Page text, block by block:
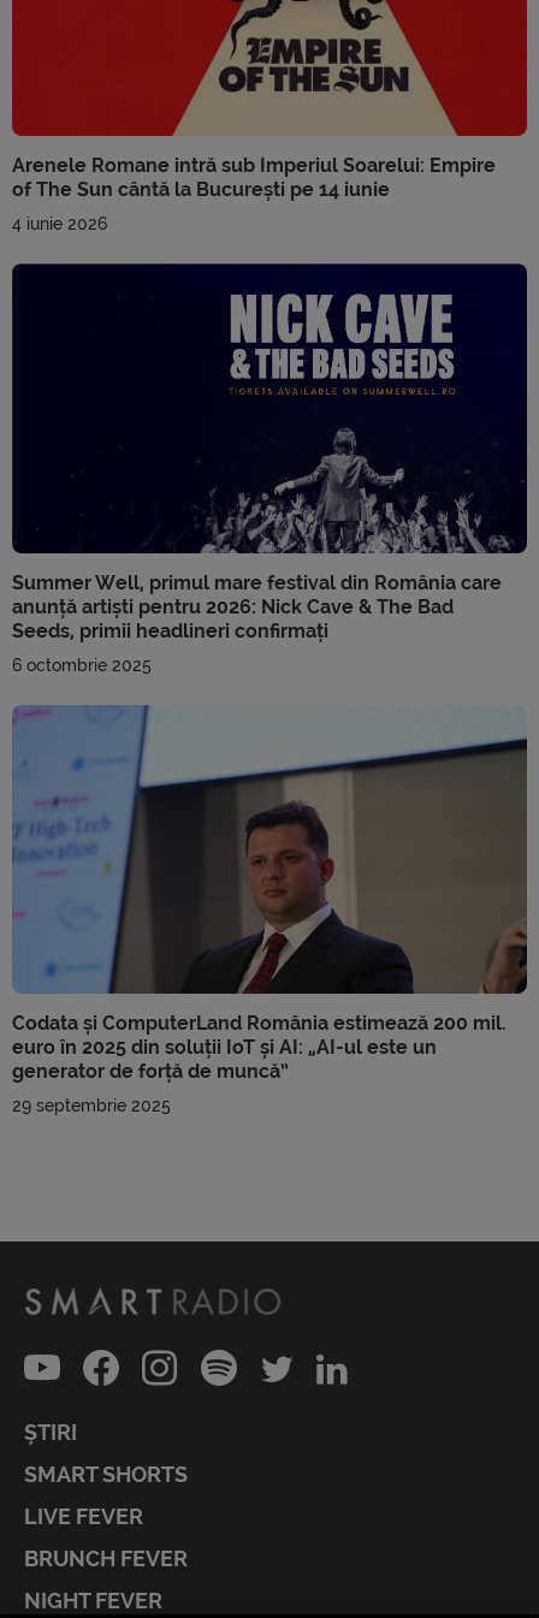
Arenele Romane intră sub Imperiul Soarelui: Empire
of The Sun cântă la București pe 14 iunie
4 iunie 2026
Summer Well, primul mare festival din România care
anunță artiști pentru 2026: Nick Cave & The Bad
Seeds, primii headlineri confirmați
6 octombrie 2025
Codata și ComputerLand România estimează 200 mil.
euro în 2025 din soluții IoT și AI: „AI-ul este un
generator de forță de muncă”
29 septembrie 2025
ȘTIRI
SMART SHORTS
LIVE FEVER
BRUNCH FEVER
NIGHT FEVER